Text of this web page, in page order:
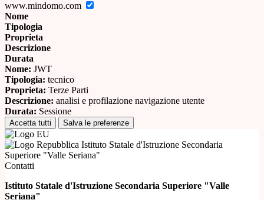
www.mindomo.com
Nome
Tipologia
Proprieta
Descrizione
Durata
Nome: JWT
Tipologia: tecnico
Proprieta: Terze Parti
Descrizione: analisi e profilazione navigazione utente
Durata: Sessione
Accetta tutti Salva le preferenze
Istituto Statale d'Istruzione Secondaria
Superiore "Valle Seriana"
Contatti
Istituto Statale d'Istruzione Secondaria Superiore "Valle
Seriana"